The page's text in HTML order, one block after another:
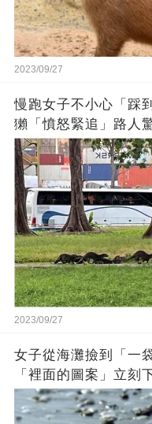
2023/09/27
慢跑女子不小心「踩
獺「憤怒緊追」路人
2023/09/27
女子從海灘撿到「一
「裡面的圖案」立